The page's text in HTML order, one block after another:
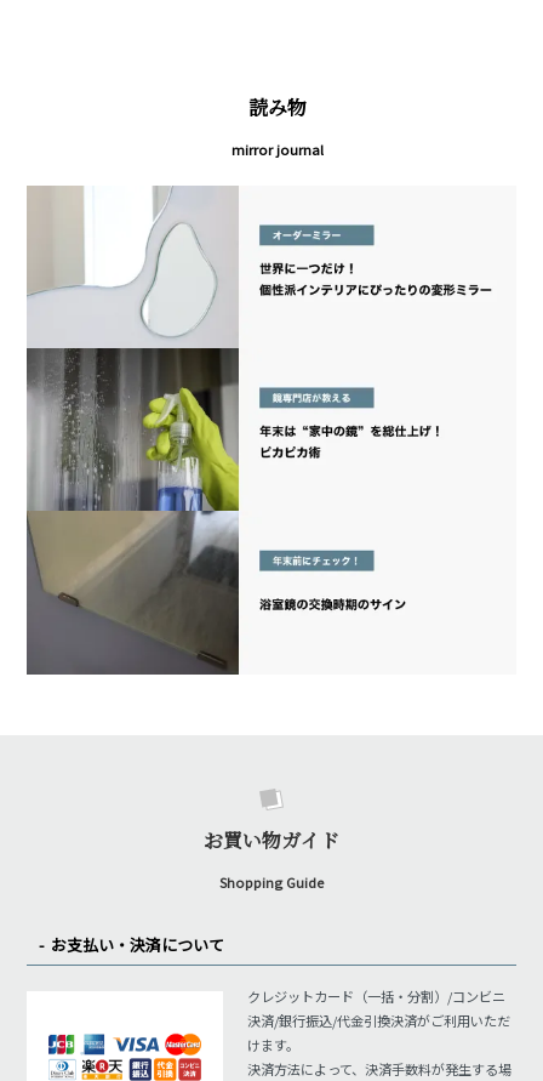
読み物
mirror journal
お買い物ガイド
Shopping Guide
お支払い・決済について
クレジットカード（一括・分割）/コンビニ
決済/銀行振込/代金引換決済がご利用いただ
けます。
決済方法によって、決済手数料が発生する場